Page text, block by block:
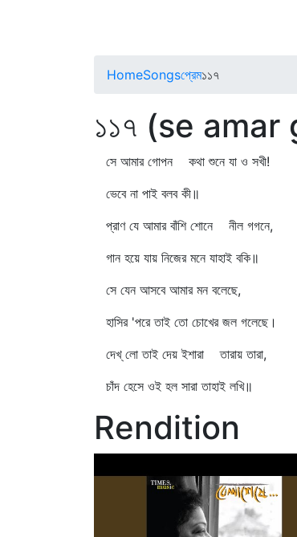
HomeSongsপ্রেম১১৭
১১৭ (se
সে আমার গোপন কথা শুনে যা ও সখী!
ভেবে না পাই বলব কী॥
প্রাণ যে আমার বাঁশি শোনে নীল গগনে,
গান হয়ে যায় নিজের মনে যাহাই বকি॥
সে যেন আসবে আমার মন বলেছে,
হাসির 'পরে তাই তো চোখের জল গলেছে।
দেখ্‌ লো তাই দেয় ইশারা তারায় তারা,
চাঁদ হেসে ওই হল সারা তাহাই লখি॥
Rendition